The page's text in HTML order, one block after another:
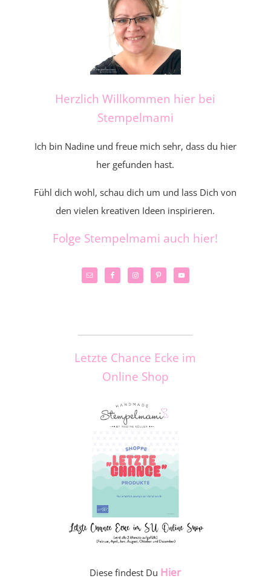
Herzlich Willkommen hier bei
Stempelmami
Ich bin Nadine und freue mich sehr, dass du hier
her gefunden hast.
Fühl dich wohl, schau dich um und lass Dich von
den vielen kreativen Ideen inspirieren.
Folge Stempelmami auch hier!
Letzte Chance Ecke im
Online Shop
Diese findest Du Hier